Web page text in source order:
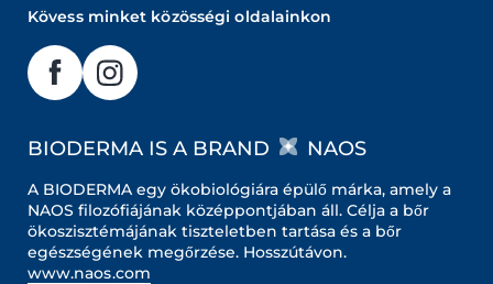
Kövess minket közösségi oldalainkon
BIODERMA IS A BRAND NAOS
A BIODERMA egy ökobiológiára épülő márka, amely a
NAOS filozófiájának középpontjában áll. Célja a bőr
ökoszisztémájának tiszteletben tartása és a bőr
egészségének megőrzése. Hosszútávon.
www.naos.com